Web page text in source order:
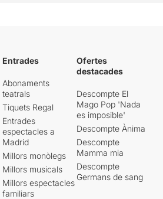
Entrades
Abonaments
teatrals
Tiquets Regal
Entrades
espectacles a
Madrid
Millors monòlegs
Millors musicals
Millors espectacles
familiars
Ofertes
destacades
Descompte El
Mago Pop 'Nada
es imposible'
Descompte Ànima
Descompte
Mamma mia
Descompte
Germans de sang